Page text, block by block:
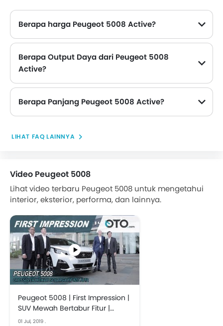
Berapa harga Peugeot 5008 Active?
Berapa Output Daya dari Peugeot 5008
Active?
Berapa Panjang Peugeot 5008 Active?
LIHAT FAQ LAINNYA
Video Peugeot 5008
Lihat video terbaru Peugeot 5008 untuk mengetahui
interior, eksterior, performa, dan lainnya.
Peugeot 5008 | First Impression |
SUV Mewah Bertabur Fitur |
OTO.com
01 Jul, 2019 .